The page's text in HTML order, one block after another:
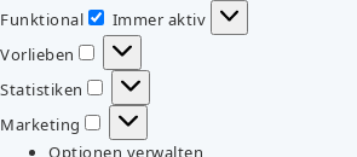
Funktional
Funktional
Immer aktiv
Vorlieben
Vorlieben
Statistiken
Statistiken
Marketing
Marketing
Optionen verwalten